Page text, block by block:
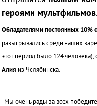
героями мультфильмов.
Обладателями постоянных 10%
разыгрывались среди наших
этот период было 124 человека),
Алия из Челябинска.
Мы очень рады за всех